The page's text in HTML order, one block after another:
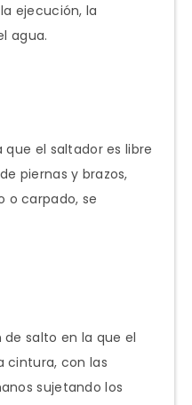
ejecución, la
agua.
el saltador es libre
piernas y brazos,
o carpado, se
de salto en la que el
cintura, con las
sujetando los